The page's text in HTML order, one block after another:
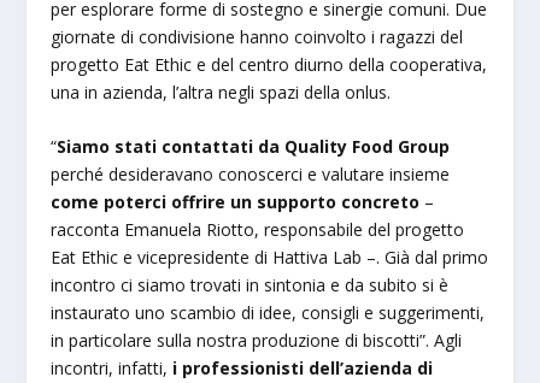
per esplorare forme di sostegno e sinergie comuni. Due
giornate di condivisione hanno coinvolto i ragazzi del
progetto Eat Ethic e del centro diurno della cooperativa,
una in azienda, l’altra negli spazi della onlus.
“Siamo stati contattati da Quality Food Group
perché desideravano conoscerci e valutare insieme
come poterci offrire un supporto concreto –
racconta Emanuela Riotto, responsabile del progetto
Eat Ethic e vicepresidente di Hattiva Lab –. Già dal primo
incontro ci siamo trovati in sintonia e da subito si è
instaurato uno scambio di idee, consigli e suggerimenti,
in particolare sulla nostra produzione di biscotti”. Agli
incontri, infatti, i professionisti dell’azienda di